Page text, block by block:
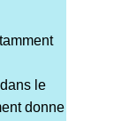
le
donne